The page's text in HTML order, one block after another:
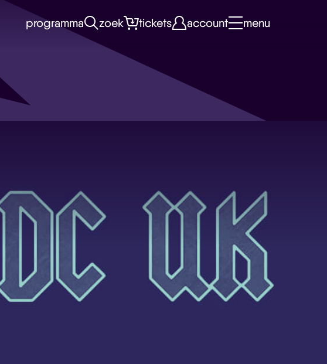
programma zoek tickets account menu